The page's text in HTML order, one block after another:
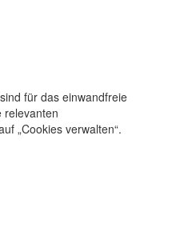
für das einwandfreie
relevanten
„Cookies verwalten“.